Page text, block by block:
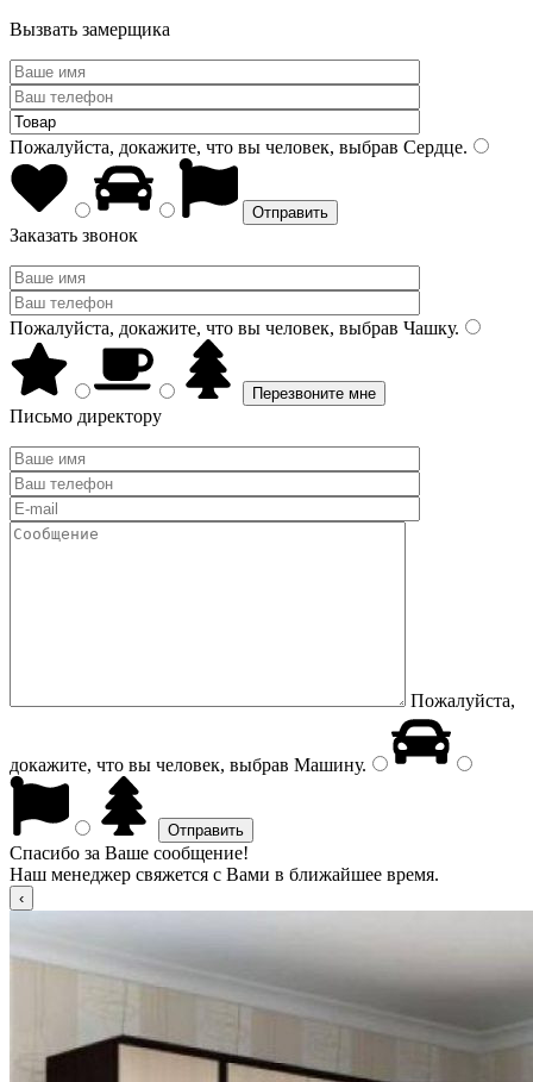
Вызвать замерщика
Пожалуйста, докажите, что вы человек, выбрав Сердце.
Заказать звонок
Пожалуйста, докажите, что вы человек, выбрав Чашку.
Письмо директору
Пожалуйста,
докажите, что вы человек, выбрав Машину.
Спасибо за Ваше сообщение!
Наш менеджер свяжется с Вами в ближайшее время.